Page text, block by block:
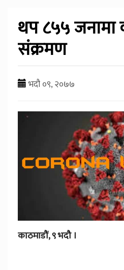
थप ८५५ जनामा
संक्रमण
भदौ ०९, २०७७
काठमाडौं, ९ भदौ ।